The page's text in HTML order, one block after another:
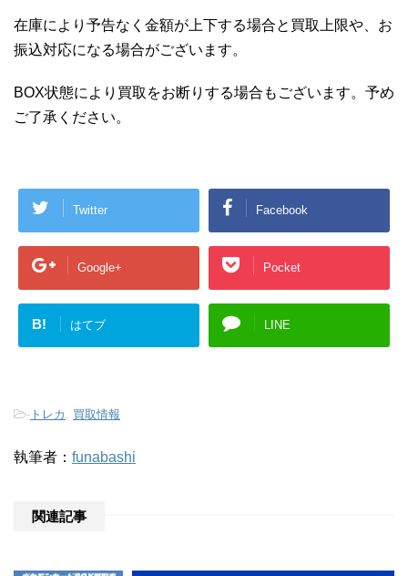
在庫により予告なく金額が上下する場合と買取上限や、お
振込対応になる場合がございます。
BOX状態により買取をお断りする場合もございます。予め
ご了承ください。
Twitter Facebook
Google+ Pocket
B! はてブ LINE
- トレカ 買取情報
執筆者： funabashi
関連記事